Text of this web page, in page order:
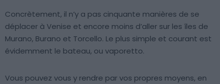
Concrètement, il n’y a pas cinquante manières de se
déplacer à Venise et encore moins d’aller sur les îles de
Murano, Burano et Torcello. Le plus simple et courant est
évidemment le bateau, ou vaporetto.
Vous pouvez vous y rendre par vos propres moyens, en